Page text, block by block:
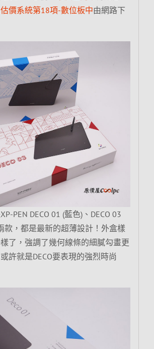
估價系統第18項-數位板中由網路下
PEN DECO 01 (藍色)、DECO 03
款，都是最新的超薄設計！外盒樣
了，強調了幾何線條的細膩勾畫更
許就是DECO要表現的強烈時尚